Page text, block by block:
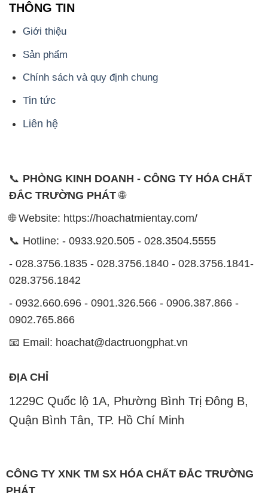
THÔNG TIN
Giới thiệu
Sản phẩm
Chính sách và quy định chung
Tin tức
Liên hệ
📞 PHÒNG KINH DOANH - CÔNG TY HÓA CHẤT
ĐẮC TRƯỜNG PHÁT🌐
🌐 Website: https://hoachatmientay.com/
📞 Hotline: - 0933.920.505 - 028.3504.5555
- 028.3756.1835 - 028.3756.1840 - 028.3756.1841-
028.3756.1842
- 0932.660.696 - 0901.326.566 - 0906.387.866 -
0902.765.866
📧 Email: hoachat@dactruongphat.vn
ĐỊA CHỈ
1229C Quốc lộ 1A, Phường Bình Trị Đông B,
Quận Bình Tân, TP. Hồ Chí Minh
CÔNG TY XNK TM SX HÓA CHẤT ĐẮC TRƯỜNG
PHÁT